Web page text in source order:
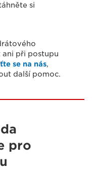
si
při postupu
se na nás,
další pomoc.
pro